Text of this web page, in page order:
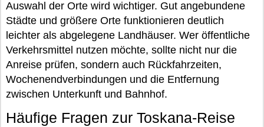
Auswahl der Orte wird wichtiger. Gut angebundene
Städte und größere Orte funktionieren deutlich
leichter als abgelegene Landhäuser. Wer öffentliche
Verkehrsmittel nutzen möchte, sollte nicht nur die
Anreise prüfen, sondern auch Rückfahrzeiten,
Wochenendverbindungen und die Entfernung
zwischen Unterkunft und Bahnhof.
Häufige Fragen zur Toskana-Reise